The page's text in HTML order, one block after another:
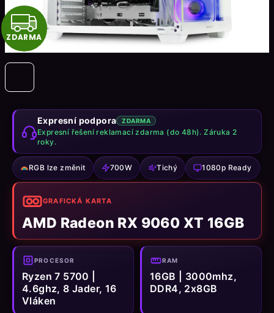
Expresní podpora ZDARMA
Expresní řešení reklamací zdarma (do 48h). Záruka 2
roky.
RGB lze změnit 700W Tichý 1080p Ready
PROCESOR
Ryzen 7 5700 |
4.6ghz, 8 Jader, 16
Vláken
GRAFICKÁ KARTA
AMD Radeon RX 9060 XT 16GB
RAM
16GB | 3000mhz,
DDR4, 2x8GB
Z
D
M
A
ZDARMA